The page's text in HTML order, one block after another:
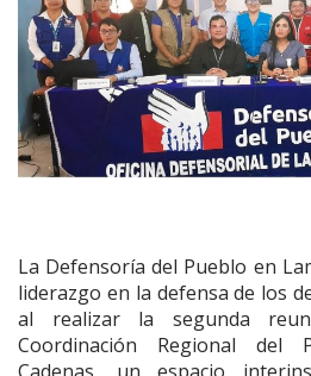
La Defensoría del Pueblo en
liderazgo en la defensa de los
al realizar la segunda
Coordinación Regional del